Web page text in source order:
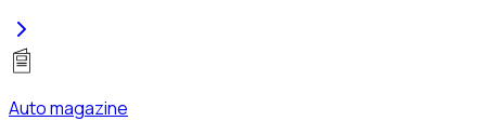
Auto magazine